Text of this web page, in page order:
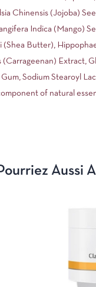
Chinensis (Jojoba)
Indica (Mango)
(Shea Butter),
Extract,
Sodium Stearoyl
of natural
Aussi